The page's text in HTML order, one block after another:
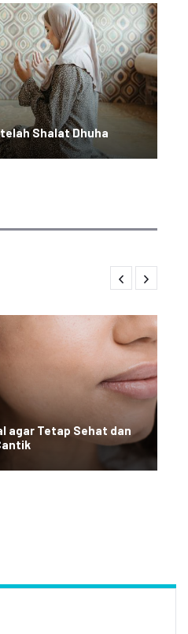
Shalat Dhuha
agar Tetap Sehat dan